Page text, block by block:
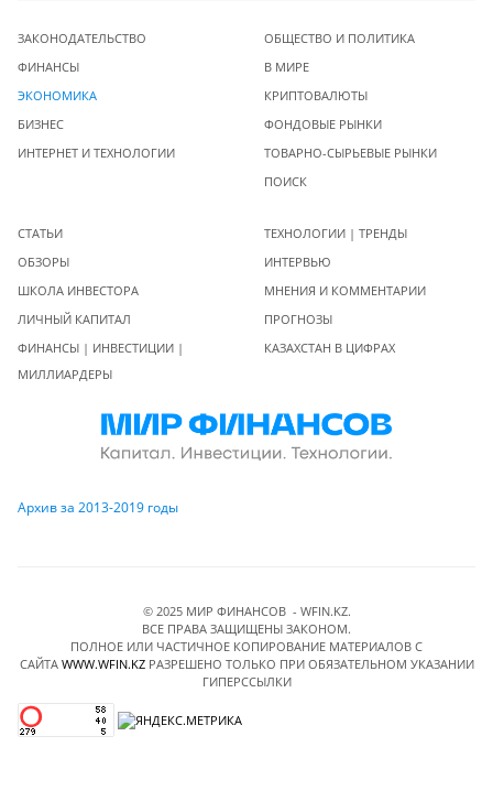
ЗАКОНОДАТЕЛЬСТВО
ФИНАНСЫ
ЭКОНОМИКА
БИЗНЕС
ИНТЕРНЕТ И ТЕХНОЛОГИИ
ОБЩЕСТВО И ПОЛИТИКА
В МИРЕ
КРИПТОВАЛЮТЫ
ФОНДОВЫЕ РЫНКИ
ТОВАРНО-СЫРЬЕВЫЕ РЫНКИ
ПОИСК
СТАТЬИ
ОБЗОРЫ
ШКОЛА ИНВЕСТОРА
ЛИЧНЫЙ КАПИТАЛ
ФИНАНСЫ | ИНВЕСТИЦИИ |
МИЛЛИАРДЕРЫ
ТЕХНОЛОГИИ | ТРЕНДЫ
ИНТЕРВЬЮ
МНЕНИЯ И КОММЕНТАРИИ
ПРОГНОЗЫ
КАЗАХСТАН В ЦИФРАХ
Архив за 2013-2019 годы
© 2025 МИР ФИНАНСОВ - WFIN.KZ.
ВСЕ ПРАВА ЗАЩИЩЕНЫ ЗАКОНОМ.
ПОЛНОЕ ИЛИ ЧАСТИЧНОЕ КОПИРОВАНИЕ МАТЕРИАЛОВ C
САЙТА WWW.WFIN.KZРАЗРЕШЕНО ТОЛЬКО ПРИ ОБЯЗАТЕЛЬНОМ УКАЗАНИИ
ГИПЕРССЫЛКИ